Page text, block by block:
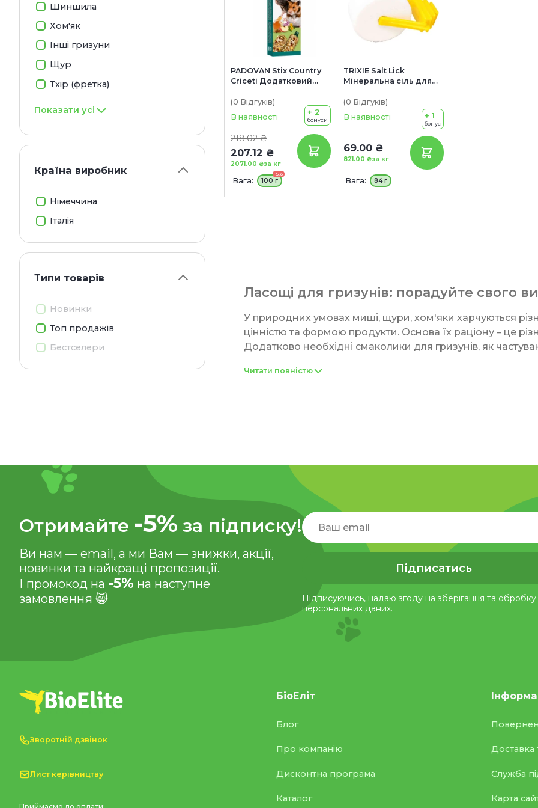
Шиншила
Хом'як
Інші гризуни
Щур
Тхір (фретка)
Показати усі
Країна виробник
Німеччина
Італія
Типи товарiв
Новинки
Топ продажів
Бестселери
PADOVAN Stix Country
Criceti Додатковий
інших невеликих
(0 Відгуків)
В наявності
218.02 ₴
207.12 ₴
за кг
2071.00 ₴
+ 2
бонуси
Вага:
-5%
100 г
TRIXIE Salt Lick
Мінеральна сіль для
в упаковці
(0 Відгуків)
В наявності
69.00 ₴
за кг
821.00 ₴
+ 1
бонус
Вага: 84 г
Ласощі для гризунів: порадуйте свого
У природних умовах миші, щури, хом'яки харчуються
цінністю та формою продукти. Основа їх раціону – це
Додатково необхідні смаколики для гризунів, як
У зоомагазині BioElite представлений широкий
або насінням. Це продиктовано їхньою фізіологією, а
Такі інгредієнти використовують при виготовленні
та створити комфортні умови для життя тварини.
Читати повністю
Отримайте -5% за підписку!
Ви нам — email, а ми Вам — знижки, акції,
новинки та найкращі пропозиції.
І промокод на -5% на наступне
замовлення 😸
Підписатись
Підписуючись, надаю згоду на зберігання та обробку
персональних даних.
Зворотній дзвінок
Лист керівництву
БіоЕліт
Блог
Про компанію
Дисконтна програма
Каталог
Доставка
Служба
Карта